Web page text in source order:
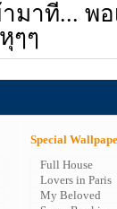
มาที... พ
ๆๆ
Special
Full House
Lovers in Paris
My Beloved